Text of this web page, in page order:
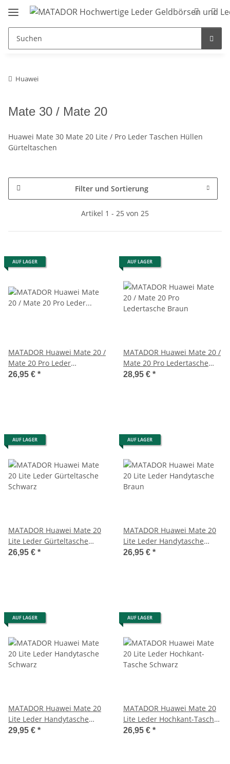
Huawei
Mate 30 / Mate 20
Huawei Mate 30 Mate 20 Lite / Pro Leder Taschen Hüllen
Gürteltaschen
Filter und Sortierung
Artikel 1 - 25 von 25
AUF LAGER
MATADOR Huawei Mate 20 /
Mate 20 Pro Leder
Hüfttasche Schwarz
26,95 € *
AUF LAGER
MATADOR Huawei Mate 20 /
Mate 20 Pro Ledertasche
Braun
28,95 € *
AUF LAGER
MATADOR Huawei Mate 20
Lite Leder Gürteltasche
Schwarz
26,95 € *
AUF LAGER
MATADOR Huawei Mate 20
Lite Leder Handytasche
Braun
26,95 € *
AUF LAGER
MATADOR Huawei Mate 20
Lite Leder Handytasche
Schwarz
29,95 € *
AUF LAGER
MATADOR Huawei Mate 20
Lite Leder Hochkant-Tasche
Schwarz
26,95 € *